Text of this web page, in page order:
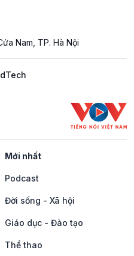
Nam, TP. Hà Nội
Mới nhất
Podcast
Đời sống - Xã hội
Giáo dục - Đào tạo
Thể thao